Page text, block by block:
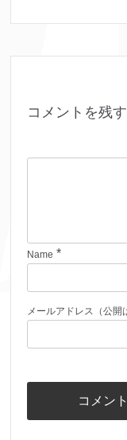
コメントを残す
Name *
メールアドレス（公開